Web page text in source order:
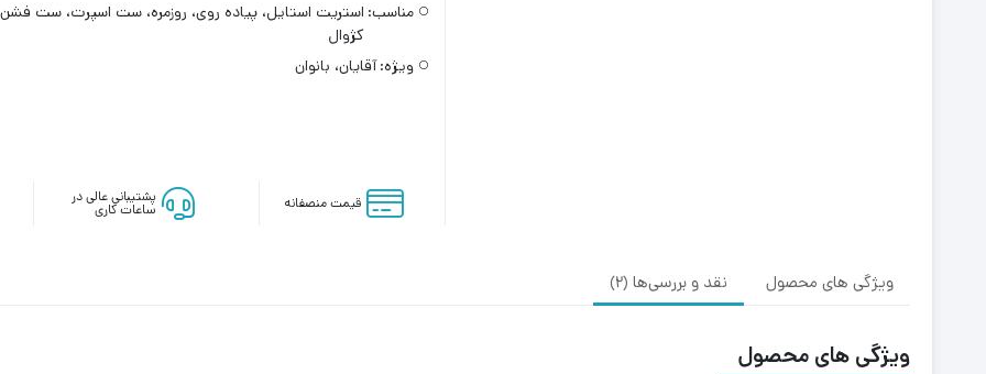
مناسب: استریت استایل، پیاده روی، روزمره، ست اسپرت، ست
کژوال
ویژه:آقایان، بانوان
قیمت منصفانه پشتیبانی عالی در
ساعات کاری
ویژگی های محصول نقد و بررسی‌ها (2)
ویژگی های محصول